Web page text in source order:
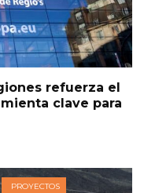
refuerza el
clave para
PROYECTOS